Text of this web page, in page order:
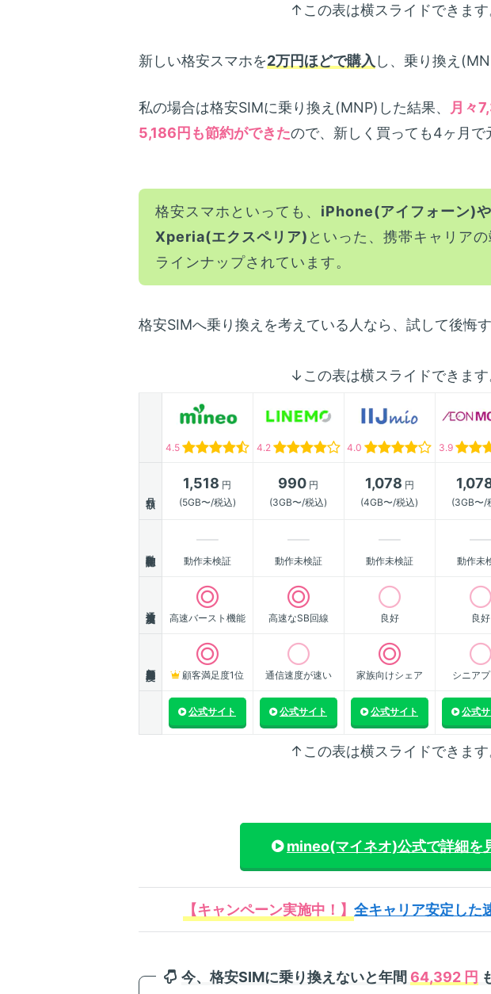
↑この表は横スライドできます
新しい格安スマホを2万円ほどで購入 し、乗り換え
私の場合は格安SIMに乗り換え(MNP)した結果、
月々
5,186円も節約ができたので、新しく買っても4ヶ月で
格安スマホといっても、 iPhone(アイフォーン)や
Xperia(エクスペリア) といった、携帯キャリアの
ラインナップされています。
格安SIMへ乗り換えを考えている人なら、試して後悔
↓この表は横スライドできます
4.5 4.2 4.0 3.9
1,518 円
(5GB〜/税込)
990 円
(3GB〜/税込)
1,078 円
(4GB〜/税込)
(3GB〜/
動作未検証 動作未検証 動作未検証 動作未
高速バースト機能 高速なSB回線 良好 良好
顧客満足度1位 通信速度が速い 家族向けシェア シニア
公式サイト 公式サイト 公式サイト 公式
↑この表は横スライドできます
mineo(マイネオ)公式で詳細を
【キャンペーン実施中！】 全キャリア安定した
今、格安SIMに乗り換えないと年間 64,392 円